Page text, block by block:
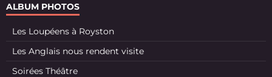
ALBUM PHOTOS
Les Loupéens à Royston
Les Anglais nous rendent visite
Soirées Théâtre